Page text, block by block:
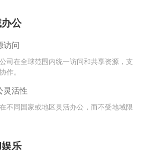
公
访问
司在全球范围内统一访问和共享资源，支
作。
灵活性
不同国家或地区灵活办公，而不受地域限
乐